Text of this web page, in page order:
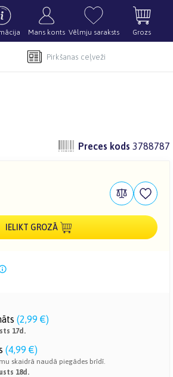
Mans konts Vēlmju saraksts Grozs
Pirkšanas ceļveži
Preces kods 3788787
IELIKT GROZĀ
(2,99 €)
17d.
(4,99 €)
skaidrā naudā piegādes brīdī.
18d.